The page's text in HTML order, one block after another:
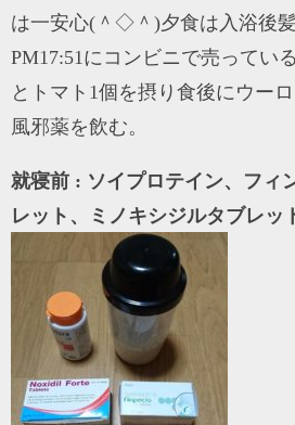
は一安心(＾◇＾)夕食は入浴後
PM17:51にコンビニで売ってい
とトマト1個を摂り食後にウー
風邪薬を飲む。
就寝前 : ソイプロテイン、フィ
レット、ミノキシジルタブレッ